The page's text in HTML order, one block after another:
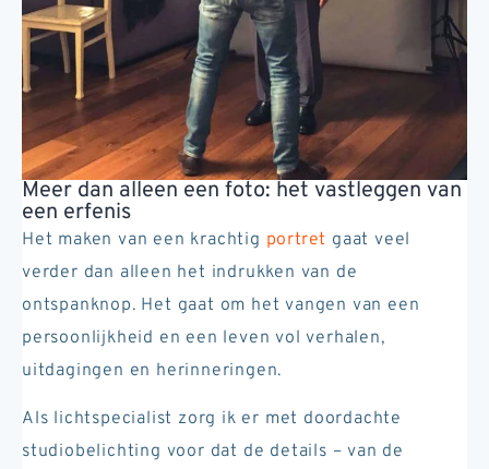
Meer dan alleen een foto: het vastleggen van
een erfenis
Het maken van een krachtig portret gaat veel
verder dan alleen het indrukken van de
ontspanknop. Het gaat om het vangen van een
persoonlijkheid en een leven vol verhalen,
uitdagingen en herinneringen.
Als lichtspecialist zorg ik er met doordachte
studiobelichting voor dat de details – van de